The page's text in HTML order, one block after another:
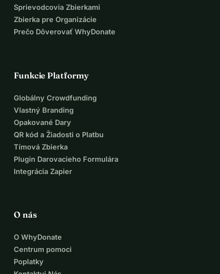
Sprievodcovia Zbierkami
Zbierka pre Organizácie
Prečo Dôverovať WhyDonate
Funkcie Platformy
Globálny Crowdfunding
Vlastný Branding
Opakované Dary
QR kód a Žiadosti o Platbu
Tímová Zbierka
Plugin Darovacieho Formulára
Integrácia Zapier
O nás
O WhyDonate
Centrum pomoci
Poplatky